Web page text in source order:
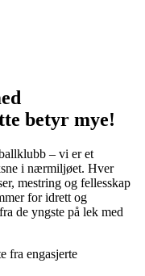
betyr mye!
– vi er et
i nærmiljøet. Hver
mestring og fellesskap
for idrett og
de yngste på lek med
fra engasjerte